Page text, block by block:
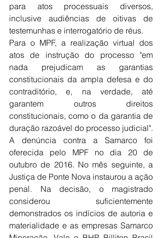
para atos processuais diversos,
inclusive audiências de oitivas de
testemunhas e interrogatório de réus.
Para o MPF, a realização virtual dos
atos de instrução do processo "em
nada prejudicam as garantias
constitucionais da ampla defesa e do
contraditório, e, na verdade, até
garantem outros direitos
constitucionais, como o da garantia de
duração razoável do processo judicial".
A denúncia contra a Samarco foi
oferecida pelo MPF no dia 20 de
outubro de 2016. No mês seguinte, a
Justiça de Ponte Nova instaurou a ação
penal. Na decisão, o magistrado
considerou suficientemente
demonstrados os indícios de autoria e
materialidade e as empresas Samarco